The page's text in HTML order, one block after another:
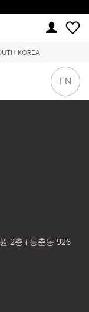
KOREA
EN
2층 ( 등춘동 926